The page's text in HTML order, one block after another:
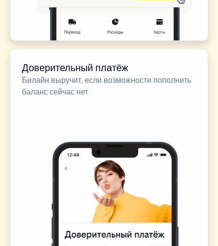
Доверительный платёж
Билайн выручит, если возможности пополнить
баланс сейчас нет